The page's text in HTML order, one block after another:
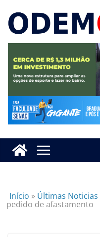
Início » Últimas Noticias
pedido de afastamento